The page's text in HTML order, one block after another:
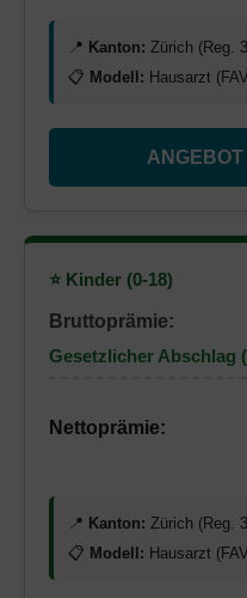
📍 Kanton: Zürich (Reg.
📋 Modell: Hausarzt
⭐ Kinder (0-18)
Bruttoprämie:
Gesetzlicher Abschlag
Nettoprämie:
📍 Kanton: Zürich (Reg.
📋 Modell: Hausarzt